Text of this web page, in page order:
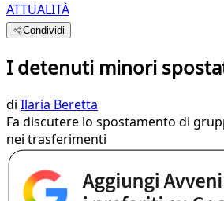
ATTUALITÀ
Condividi
I detenuti minori
di Ilaria Beretta
Fa discutere lo spostamento di
nei trasferimenti